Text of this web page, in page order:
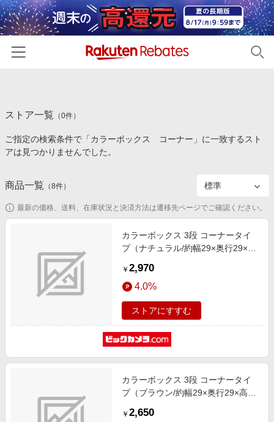
カテゴリー一覧
百貨店・総合ECモール
食品・スイーツ・お酒
コスメ・健康・医薬品
家電・PC・スマホ・カメラ
スポーツ・アウトドア・ゴルフ
旅行・レジャー・ホテル予約
金融・マネー・保険
イベント一覧
初回購入者限定特典
対象ストア新規限定特典
楽天ペイ導入ストア
楽天サービス特集
わくわく夏特集
とことん買い物チャレンジ
Samsung ボーナスキャンペーン
ストア一覧 （0件）
ご指定の検索条件で「カラーボックス コーナー」に一致するスト
アは見つかりませんでした。
商品一覧 （8件）
最新の価格、送料、在庫状況と決済方法は遷移先ページでご確認ください。
カラーボックス 3段 コーナータイ
プ（ナチュラル/約幅29×奥行29×高
￥ 2,970
4.0%
ストアにすすむ
カラーボックス 3段 コーナータイ
プ（ブラウン/約幅29×奥行29×高さ
￥ 2,650